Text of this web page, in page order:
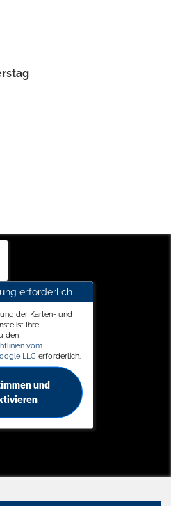
erforderlich
der Karten- und
ist Ihre
den
vom
LLC erforderlich.
und